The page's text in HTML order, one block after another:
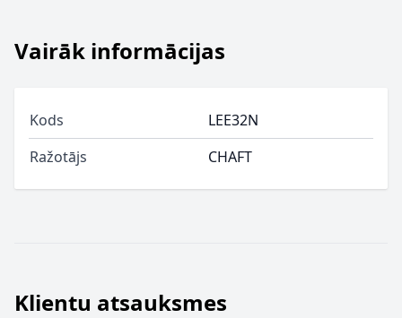
Vairāk informācijas
Kods
LEE32N
Ražotājs
CHAFT
Klientu atsauksmes